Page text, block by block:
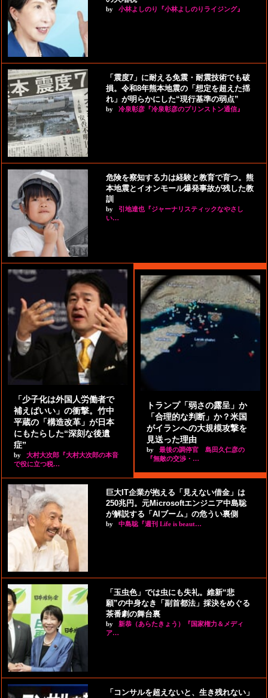
by 小林よしのり『小林よしのりライジング』
「震度7」に耐える免震・耐震技術でも破
損。令和8年熊本地震の「想定を超えた揺
れ」が明らかにした“現行基準の弱点”
by 冷泉彰彦『冷泉彰彦のプリンストン通信』
危険を察知する力は経験と教育で育つ。熊
本地震とイオンモール爆発事故が残した教
訓
by
引地達也『ジャーナリスティックなやさし
い…
「少子化は外国人労働者で
補えばいい」の衝撃。竹中
平蔵の「構造改革」が日本
にもたらした“深刻な後遺
症”
by
大村大次郎『大村大次郎の本音
で役に立つ税…
トランプ「弱さの露呈」か
「合理的な判断」か？米国
がイランへの大規模攻撃を
見送った理由
by
最後の調停官 島田久仁彦の
『無敵の交渉・…
巨大IT企業が抱える「見えない借金」は
250兆円。元Microsoftエンジニア中島聡
が解説する「AIブーム」の危うい裏側
by 中島聡『週刊 Life is beaut…
「玉虫色」では虫にも失礼。維新“悲
願”の中身なき「副首都法」採決をめぐる
茶番劇の舞台裏
by
新恭（あらたきょう）『国家権力＆メディ
ア…
「コンサルを超えないと、生き残れない」